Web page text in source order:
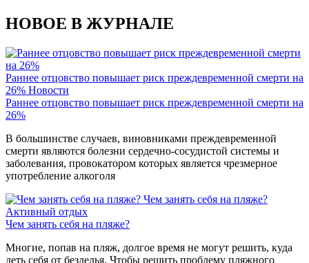
НОВОЕ В ЖУРНАЛЕ
Раннее отцовство повышает риск преждевременной смерти на
26% Новости
Раннее отцовство повышает риск преждевременной смерти на
26%
В большинстве случаев, виновниками преждевременной
смерти являются болезни сердечно-сосудистой системы и
заболевания, провокатором которых является чрезмерное
употребление алкоголя
Чем занять себя на пляже?
Активный отдых
Чем занять себя на пляже?
Многие, попав на пляж, долгое время не могут решить, куда
деть себя от безделья. Чтобы решить проблему пляжного